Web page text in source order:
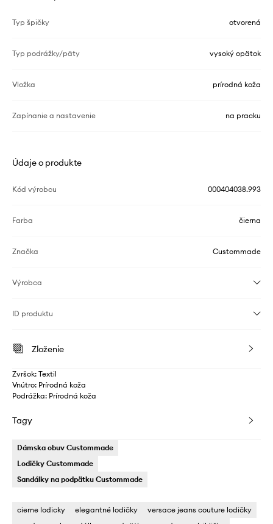
Typ špičky otvorená
Typ podrážky/päty vysoký opätok
Vložka prírodná koža
Zapínanie a nastavenie na pracku
Údaje o produkte
Kód výrobcu 000404038.993
Farba čierna
Značka Custommade
Výrobca
ID produktu
Zloženie
Zvršok: Textil
Vnútro: Prírodná koža
Podrážka: Prírodná koža
Tagy
Dámska obuv Custommade
Lodičky Custommade
Sandálky na podpätku Custommade
cierne lodicky elegantné lodičky
versace jeans couture lodičky